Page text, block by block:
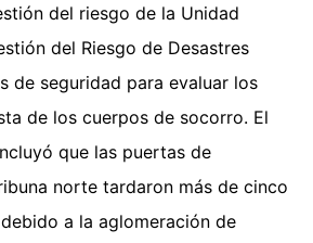
del riesgo de la Unidad
del Riesgo de Desastres
de seguridad para evaluar los
de los cuerpos de socorro. El
que las puertas de
norte tardaron más de cinco
a la aglomeración de